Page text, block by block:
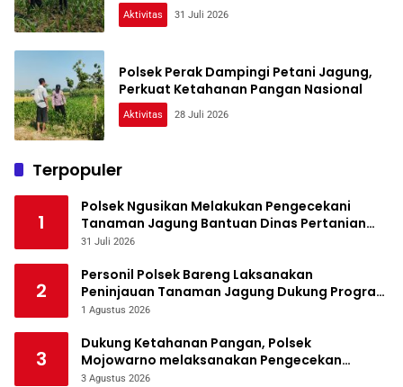
Aktivitas 31 Juli 2026
Polsek Perak Dampingi Petani Jagung,
Perkuat Ketahanan Pangan Nasional
Aktivitas 28 Juli 2026
Terpopuler
1
Polsek Ngusikan Melakukan Pengecekani
Tanaman Jagung Bantuan Dinas Pertanian
melalui Polres Jombang
31 Juli 2026
2
Personil Polsek Bareng Laksanakan
Peninjauan Tanaman Jagung Dukung Program
Ketahanan Pangan
1 Agustus 2026
3
Dukung Ketahanan Pangan, Polsek
Mojowarno melaksanakan Pengecekan
Tanaman Jagung
3 Agustus 2026